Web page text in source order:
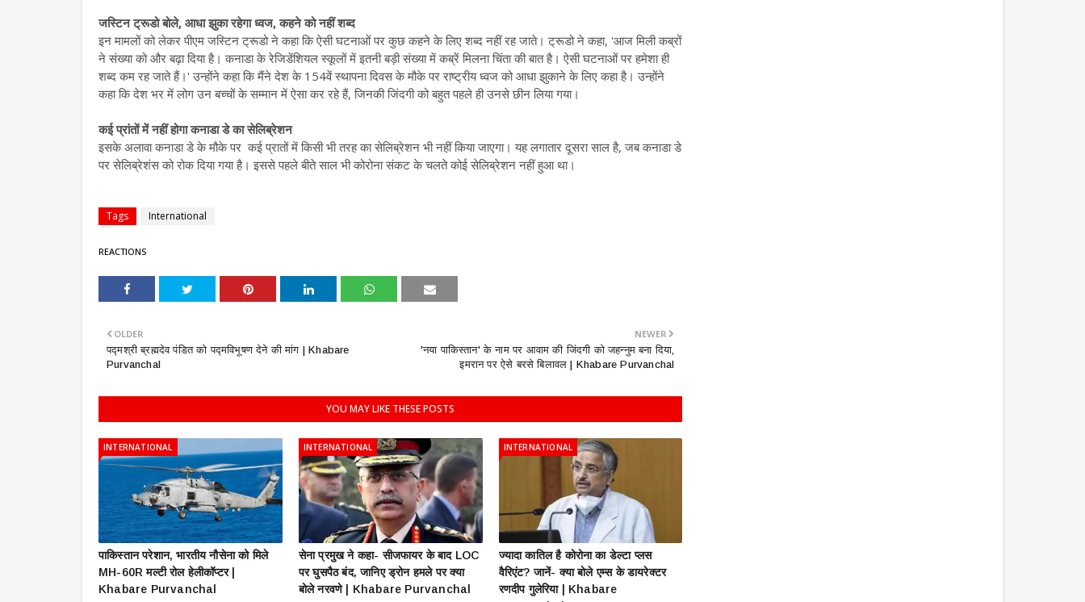
जस्टिन ट्रूडो बोले, आधा झुका रहेगा ध्वज, कहने को नहीं शब्द
इन मामलों को लेकर पीएम जस्टिन ट्रूडो ने कहा कि ऐसी घटनाओं पर कुछ कहने के लिए शब्द नहीं रह जाते। ट्रूडो ने कहा, 'आज मिली कब्रों
ने संख्या को और बढ़ा दिया है। कनाडा के रेजिडेंशियल स्कूलों में इतनी बड़ी संख्या में कब्रें मिलना चिंता की बात है। ऐसी घटनाओं पर हमेशा ही
शब्द कम रह जाते हैं।' उन्होंने कहा कि मैंने देश के 154वें स्थापना दिवस के मौके पर राष्ट्रीय ध्वज को आधा झुकाने के लिए कहा है। उन्होंने
कहा कि देश भर में लोग उन बच्चों के सम्मान में ऐसा कर रहे हैं, जिनकी जिंदगी को बहुत पहले ही उनसे छीन लिया गया।
कई प्रांतों में नहीं होगा कनाडा डे का सेलिब्रेशन
इसके अलावा कनाडा डे के मौके पर कई प्रातों में किसी भी तरह का सेलिब्रेशन भी नहीं किया जाएगा। यह लगातार दूसरा साल है, जब कनाडा डे
पर सेलिब्रेशंस को रोक दिया गया है। इससे पहले बीते साल भी कोरोना संकट के चलते कोई सेलिब्रेशन नहीं हुआ था।
Tags International
REACTIONS
NEWER
'नया पाकिस्तान' के नाम पर आवाम की जिंदगी को जहन्नुम बना दिया,
इमरान पर ऐसे बरसे बिलावल | Khabare Purvanchal
OLDER
पद्मश्री ब्रह्मदेव पंडित को पद्मविभूषण देने की मांग | Khabare
Purvanchal
YOU MAY LIKE THESE POSTS
INTERNATIONAL
पाकिस्तान परेशान, भारतीय नौसेना को मिले
MH-60R मल्टी रोल हेलीकॉप्टर |
Khabare Purvanchal
INTERNATIONAL
सेना प्रमुख ने कहा- सीजफायर के बाद LOC
पर घुसपैठ बंद, जानिए ड्रोन हमले पर क्या
बोले नरवणे | Khabare Purvanchal
INTERNATIONAL
ज्यादा कातिल है कोरोना का डेल्टा प्लस
वैरिएंट? जानें- क्या बोले एम्स के डायरेक्टर
रणदीप गुलेरिया | Khabare